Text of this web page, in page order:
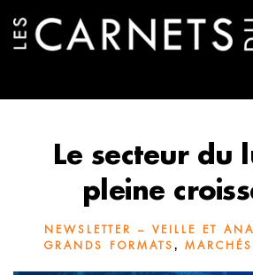
Le secteur du
pleine
NEWSLETTER – VEILLE ET
GRANDS FORMATS ,